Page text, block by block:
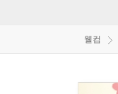
웰컴